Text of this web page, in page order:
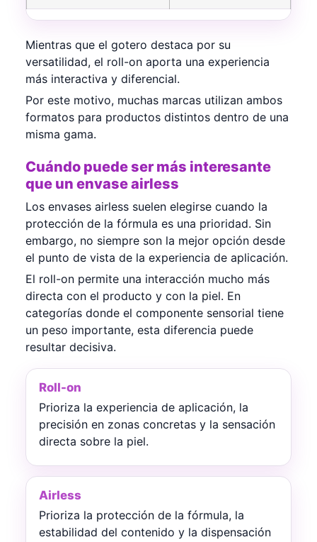
Mientras que el gotero destaca por su
versatilidad, el roll-on aporta una experiencia
más interactiva y diferencial.
Por este motivo, muchas marcas utilizan ambos
formatos para productos distintos dentro de una
misma gama.
Cuándo puede ser más interesante
que un envase airless
Los envases airless suelen elegirse cuando la
protección de la fórmula es una prioridad. Sin
embargo, no siempre son la mejor opción desde
el punto de vista de la experiencia de aplicación.
El roll-on permite una interacción mucho más
directa con el producto y con la piel. En
categorías donde el componente sensorial tiene
un peso importante, esta diferencia puede
resultar decisiva.
Roll-on
Prioriza la experiencia de aplicación, la
precisión en zonas concretas y la sensación
directa sobre la piel.
Airless
Prioriza la protección de la fórmula, la
estabilidad del contenido y la dispensación